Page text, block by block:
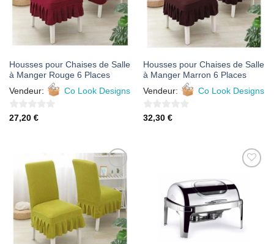
Housses pour Chaises de Salle
à Manger Rouge 6 Places
Vendeur:
Co Look Designs
0
27,20 €
Housses pour Chaises de Salle
à Manger Marron 6 Places
Vendeur:
Co Look Designs
0
32,30 €
AJOUTER
À MES
AJOUTER
À MES
FAVORIS